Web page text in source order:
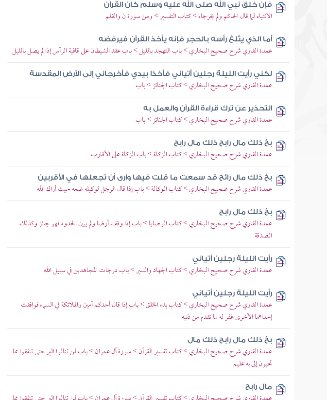
فإن خلق نبي الله صلى الله عليه وسلم كان القرآن
الانتباه لما قال الحاكم ولم يخرجاه > كتاب التفسير > ومن سورة ن والقلم
أما الذي يثلغ رأسه بالحجر فإنه يأخذ القرآن فيرفضه
عمدة القاري شرح صحيح البخاري > باب التهجد بالليل > باب عقد الشيطان على قافية الرأس إذا لم يصل بالليل
لكني رأيت الليلة رجلين أتياني فأخذا بيدي فأخرجاني إلى الأرض المقدسة
عمدة القاري شرح صحيح البخاري > كتاب الجنائز > باب
التحذير عن ترك قراءة القرآن والعمل به
عمدة القاري شرح صحيح البخاري > كتاب الجنائز > باب
بخ ذلك مال رابح ذلك مال رابح
عمدة القاري شرح صحيح البخاري > كتاب الزكاة > باب الزكاة على الأقارب
بخ ذلك مال رائح قد سمعت ما قلت فيها وأرى أن تجعلها في الأقربين
عمدة القاري شرح صحيح البخاري > كتاب الوكالة > باب إذا قال الرجل لوكيله ضعه حيث أراك الله
بخ ذلك مال رابح
عمدة القاري شرح صحيح البخاري > كتاب الوصايا > باب إذا وقف أرضا ولم يبين الحدود فهو جائز وكذلك
الصدقة
رأيت الليلة رجلين أتياني
عمدة القاري شرح صحيح البخاري > كتاب الجهاد والسير > باب درجات المجاهدين في سبيل الله
رأيت الليلة رجلين أتياني
عمدة القاري شرح صحيح البخاري > كتاب بدء الخلق > باب إذا قال أحدكم آمين والملائكة في السماء فوافقت
إحداهما الأخرى غفر له ما تقدم من ذنبه
بخ ذلك مال رابح ذلك مال
عمدة القاري شرح صحيح البخاري > كتاب تفسير القرآن > سورة آل عمران > باب لن تنالوا البر حتى تنفقوا مما
تحبون إلى به عليم
مال رابح